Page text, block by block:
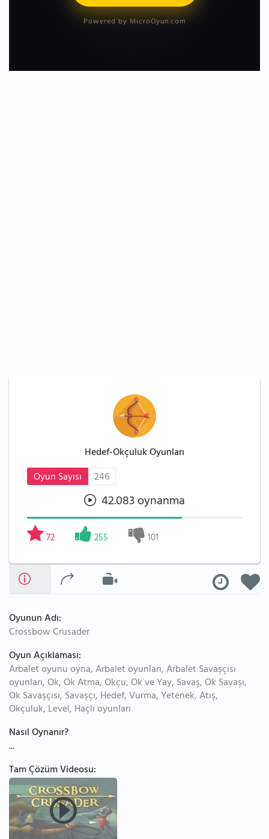
Powered by MicroOyun.com
Hedef-Okçuluk Oyunları
Oyun Sayısı
246
42.083 oynanma
72 255 101
Oyunun Adı:
Crossbow Crusader
Oyun Açıklaması:
Arbalet oyunu oyna, Arbalet oyunları, Arbalet Savaşçısı
oyunları, Ok, Ok Atma, Okçu, Ok ve Yay, Savaş, Ok Savaşı,
Ok Savaşçısı, Savaşçı, Hedef, Vurma, Yetenek, Atış,
Okçuluk, Level, Haçlı oyunları
Nasıl Oynanır?
...
Tam Çözüm Videosu: